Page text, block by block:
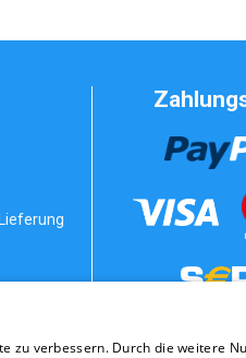
zu verbessern. Durch die weitere